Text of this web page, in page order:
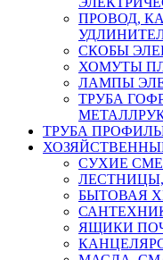
ПРОВОД,
СКОБЫ
ХОМУТЫ
ЛАМПЫ
ТРУБА
ТРУБА
СУХИЕ
БЫТОВАЯ
ЯЩИКИ